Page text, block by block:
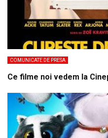
COMUNICATE DE PRESA
Ce filme noi vedem la